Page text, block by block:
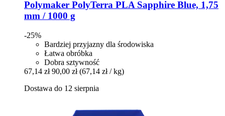
Polymaker PolyTerra PLA Sapphire Blue, 1,75
mm / 1000 g
-25%
Bardziej przyjazny dla środowiska
Łatwa obróbka
Dobra sztywność
67,14 zł 90,00 zł (67,14 zł / kg)
Dostawa do 12 sierpnia